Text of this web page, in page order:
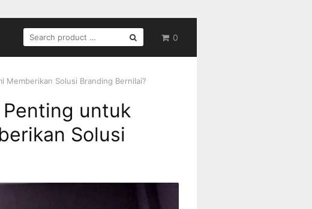
0
SEARCH
FOR:
Memberikan Solusi Branding Bernilai?
Penting untuk
Solusi